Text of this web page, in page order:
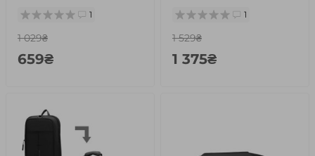
1
1 029₴
659₴
1
1 529₴
1 375₴